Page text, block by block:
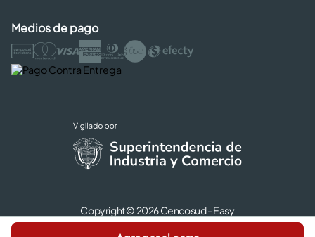
Medios de pago
Copyright © 2026 Cencosud - Easy
Términos y Condiciones |